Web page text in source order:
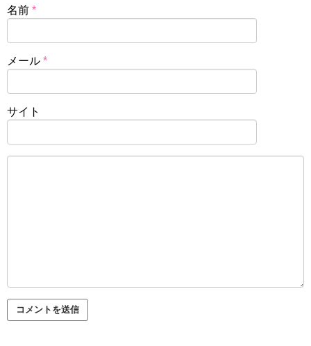
名前 *
メール *
サイト